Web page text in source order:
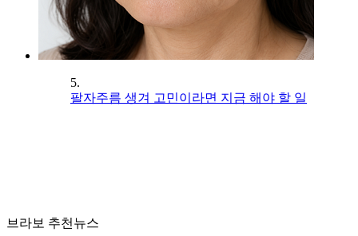
5.
팔자주름 생겨 고민이라면 지금 해야 할 일
브라보 추천뉴스